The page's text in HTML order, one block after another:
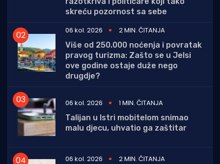
skreću pozornost sa sebe
06 kol. 2026
2 MIN. ČITANJA
Više od 250.000 noćenja i povratak
pravog turizma: Zašto se u Jelsi
ove godine ostaje duže nego
drugdje?
06 kol. 2026
1 MIN. ČITANJA
Talijan u Istri mobitelom snimao
malu djecu, uhvatio ga zaštitar
06 kol. 2026
2 MIN. ČITANJA